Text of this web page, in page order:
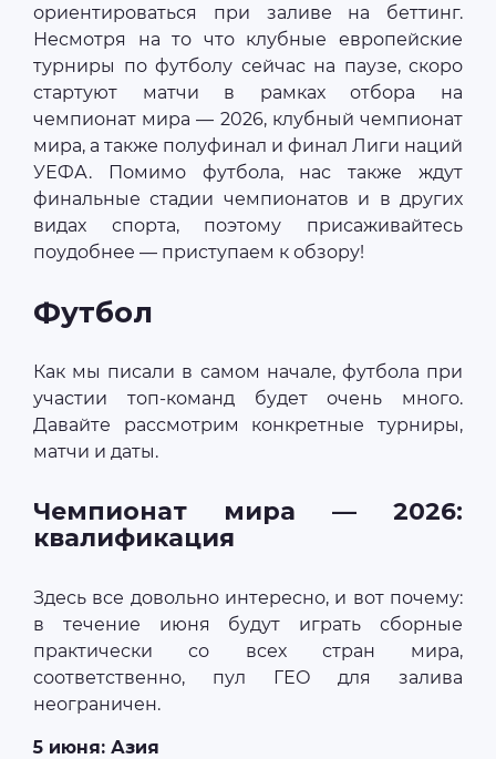
ориентироваться при заливе на беттинг.
Несмотря на то что клубные европейские
турниры по футболу сейчас на паузе, скоро
стартуют матчи в рамках отбора на
чемпионат мира — 2026, клубный чемпионат
мира, а также полуфинал и финал Лиги наций
УЕФА. Помимо футбола, нас также ждут
финальные стадии чемпионатов и в других
видах спорта, поэтому присаживайтесь
поудобнее — приступаем к обзору!
Футбол
Как мы писали в самом начале, футбола при
участии топ-команд будет очень много.
Давайте рассмотрим конкретные турниры,
матчи и даты.
Чемпионат мира — 2026:
квалификация
Здесь все довольно интересно, и вот почему:
в течение июня будут играть сборные
практически со всех стран мира,
соответственно, пул ГЕО для залива
неограничен.
5 июня: Азия